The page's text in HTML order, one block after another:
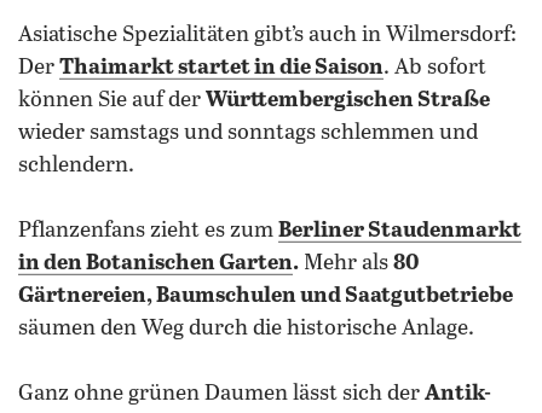
Asiatische Spezialitäten gibt’s auch in Wilmersdorf:
Der Thaimarkt startet in die Saison. Ab sofort
können Sie auf der Württembergischen Straße
wieder samstags und sonntags schlemmen und
schlendern.
Pflanzenfans zieht es zum Berliner Staudenmarkt
in den Botanischen Garten. Mehr als 80
Gärtnereien, Baumschulen und Saatgutbetriebe
säumen den Weg durch die historische Anlage.
Ganz ohne grünen Daumen lässt sich der Antik-